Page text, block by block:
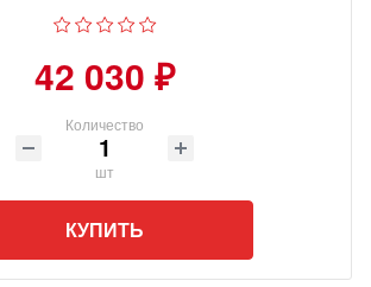
42 030 ₽
Количество
шт
КУПИТЬ